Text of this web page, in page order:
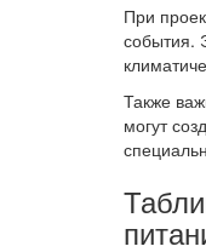
При
события.
Также
могут